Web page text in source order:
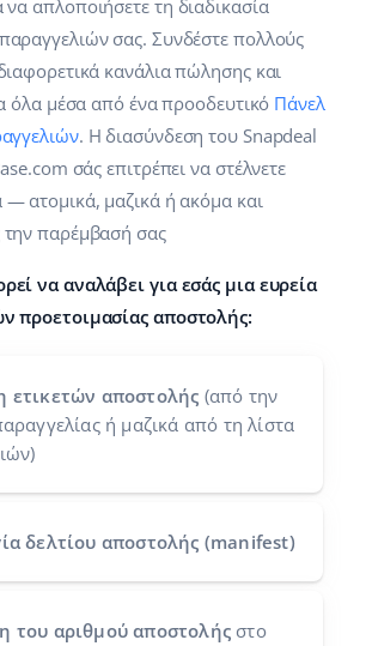
να απλοποιήσετε τη διαδικασία
σας. Συνδέστε πολλούς
κανάλια πώλησης και
όλα μέσα από ένα προοδευτικό Πάνελ
. Η διασύνδεση του Snapdeal
σάς επιτρέπει να στέλνετε
ατομικά, μαζικά ή ακόμα και
παρέμβασή σας
να αναλάβει για εσάς μια ευρεία
προετοιμασίας αποστολής:
ετικετών αποστολής (από την
ή μαζικά από τη λίστα
δελτίου αποστολής (manifest)
του αριθμού αποστολής στο